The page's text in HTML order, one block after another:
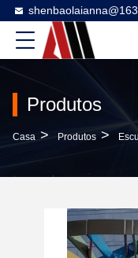
Produtos
Casa > Produtos >